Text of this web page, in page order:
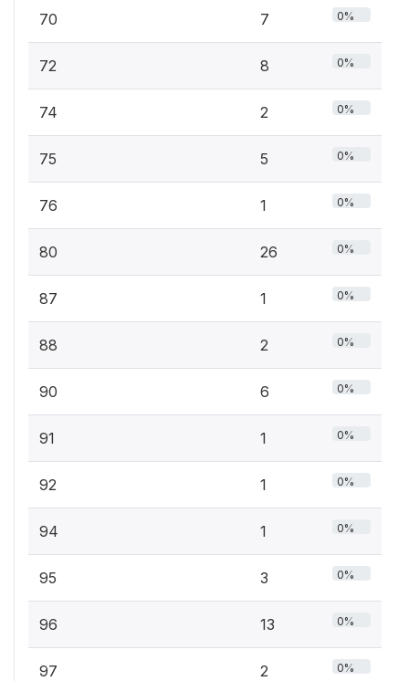
70 7 0%
72 8 0%
74 2 0%
75 5 0%
76 1 0%
80 26 0%
87 1 0%
88 2 0%
90 6 0%
91 1 0%
92 1 0%
94 1 0%
95 3 0%
96 13 0%
97 2 0%